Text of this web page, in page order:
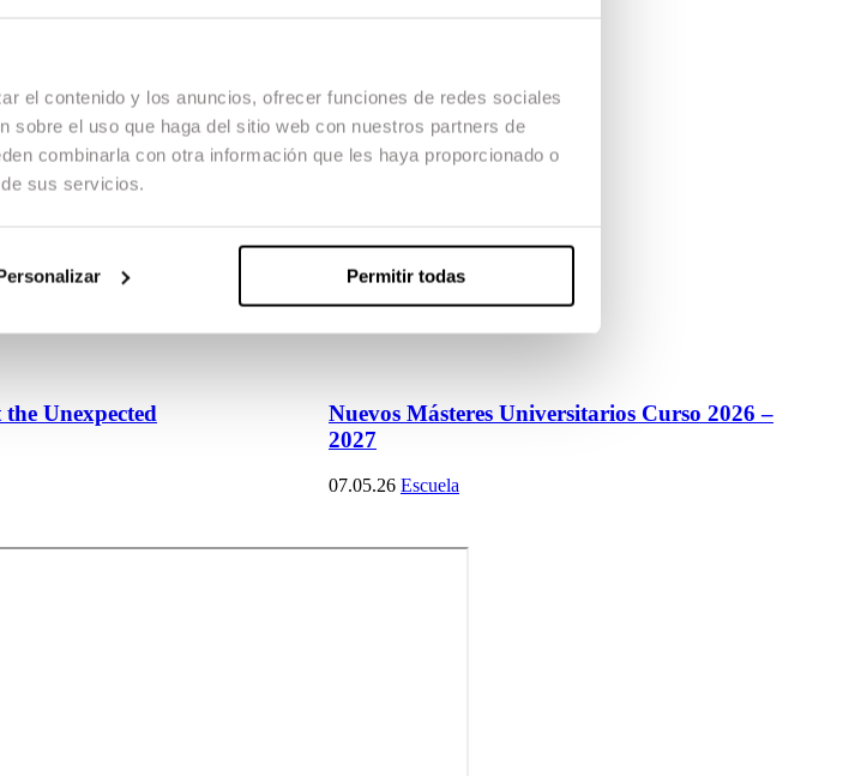
el contenido y los anuncios, ofrecer funciones de redes sociales
el uso que haga del sitio web con nuestros partners de
combinarla con otra información que les haya proporcionado o
sus servicios.
Permitir todas
Unexpected
Nuevos Másteres Universitarios Curso 2026 –
2027
07.05.26 Escuela